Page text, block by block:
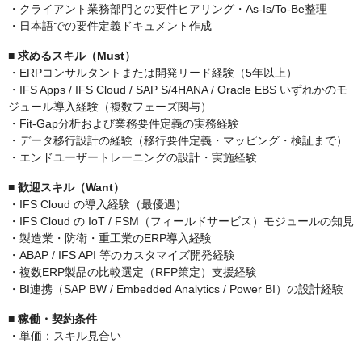
・クライアント業務部門との要件ヒアリング・As-Is/To-Be整理
・日本語での要件定義ドキュメント作成
■ 求めるスキル（Must）
・ERPコンサルタントまたは開発リード経験（5年以上）
・IFS Apps / IFS Cloud / SAP S/4HANA / Oracle EBS いずれかのモ
ジュール導入経験（複数フェーズ関与）
・Fit-Gap分析および業務要件定義の実務経験
・データ移行設計の経験（移行要件定義・マッピング・検証まで）
・エンドユーザートレーニングの設計・実施経験
■ 歓迎スキル（Want）
・IFS Cloud の導入経験（最優遇）
・IFS Cloud の IoT / FSM（フィールドサービス）モジュールの知見
・製造業・防衛・重工業のERP導入経験
・ABAP / IFS API 等のカスタマイズ開発経験
・複数ERP製品の比較選定（RFP策定）支援経験
・BI連携（SAP BW / Embedded Analytics / Power BI）の設計経験
■ 稼働・契約条件
・単価：スキル見合い